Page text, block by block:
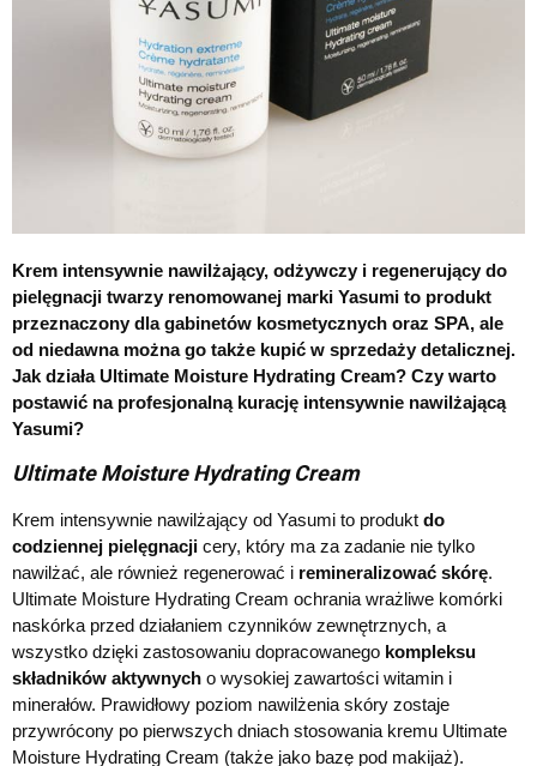
Krem intensywnie nawilżający, odżywczy i regenerujący do
pielęgnacji twarzy renomowanej marki Yasumi to produkt
przeznaczony dla gabinetów kosmetycznych oraz SPA, ale
od niedawna można go także kupić w sprzedaży detalicznej.
Jak działa Ultimate Moisture Hydrating Cream? Czy warto
postawić na profesjonalną kurację intensywnie nawilżającą
Yasumi?
Ultimate Moisture Hydrating Cream
Krem intensywnie nawilżający od Yasumi to produkt do
codziennej pielęgnacji cery, który ma za zadanie nie tylko
nawilżać, ale również regenerować i remineralizować skórę.
Ultimate Moisture Hydrating Cream ochrania wrażliwe komórki
naskórka przed działaniem czynników zewnętrznych, a
wszystko dzięki zastosowaniu dopracowanego kompleksu
składników aktywnych o wysokiej zawartości witamin i
minerałów. Prawidłowy poziom nawilżenia skóry zostaje
przywrócony po pierwszych dniach stosowania kremu Ultimate
Moisture Hydrating Cream (także jako bazę pod makijaż).